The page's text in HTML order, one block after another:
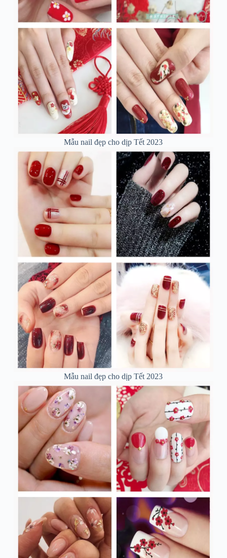
Mẫu nail đẹp cho dịp Tết 2023
Mẫu nail đẹp cho dịp Tết 2023